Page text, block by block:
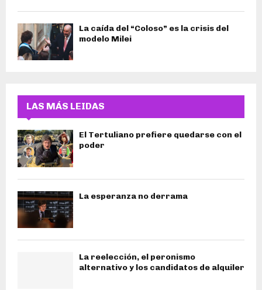
La caída del “Coloso” es la crisis del
modelo Milei
LAS MÁS LEIDAS
El Tertuliano prefiere quedarse con el
poder
La esperanza no derrama
La reelección, el peronismo
alternativo y los candidatos de alquiler